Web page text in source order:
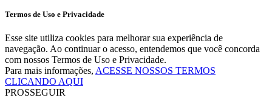
Termos de Uso e Privacidade
Esse site utiliza cookies para melhorar sua experiência de
navegação. Ao continuar o acesso, entendemos que você concorda
com nossos Termos de Uso e Privacidade.
Para mais informações, ACESSE NOSSOS TERMOS
CLICANDO AQUI
PROSSEGUIR